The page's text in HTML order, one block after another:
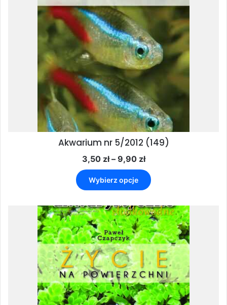
Akwarium nr 5/2012 (149)
3,50 zł – 9,90 złZakres
cen:
od
3,50 zł
9,90 zł
Wybierz opcje
produkt
wiele
wariantów.
Opcje
można
wybrać
na
stronie
produktu